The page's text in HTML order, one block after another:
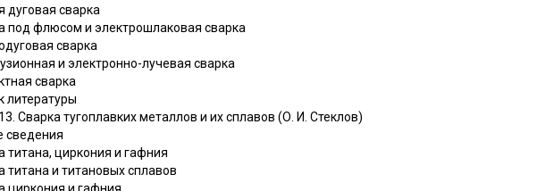
дуговая сварка
под флюсом и электрошлаковая сварка
сварка
и электронно-лучевая сварка
сварка
литературы
Сварка тугоплавких металлов и их сплавов (О. И. Стеклов)
сведения
титана, циркония и гафния
титана и титановых сплавов
циркония и гафния